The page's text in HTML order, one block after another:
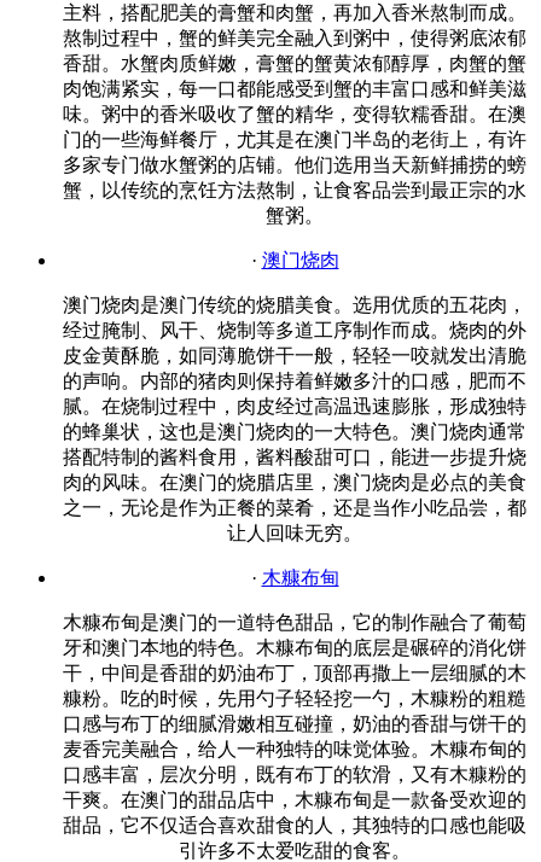
主料，搭配肥美的膏蟹和肉蟹，再加入香米熬制而成。
熬制过程中，蟹的鲜美完全融入到粥中，使得粥底浓郁
香甜。水蟹肉质鲜嫩，膏蟹的蟹黄浓郁醇厚，肉蟹的蟹
肉饱满紧实，每一口都能感受到蟹的丰富口感和鲜美滋
味。粥中的香米吸收了蟹的精华，变得软糯香甜。在澳
门的一些海鲜餐厅，尤其是在澳门半岛的老街上，有许
多家专门做水蟹粥的店铺。他们选用当天新鲜捕捞的螃
蟹，以传统的烹饪方法熬制，让食客品尝到最正宗的水
蟹粥。
· 澳门烧肉
澳门烧肉是澳门传统的烧腊美食。选用优质的五花肉，
经过腌制、风干、烧制等多道工序制作而成。烧肉的外
皮金黄酥脆，如同薄脆饼干一般，轻轻一咬就发出清脆
的声响。内部的猪肉则保持着鲜嫩多汁的口感，肥而不
腻。在烧制过程中，肉皮经过高温迅速膨胀，形成独特
的蜂巢状，这也是澳门烧肉的一大特色。澳门烧肉通常
搭配特制的酱料食用，酱料酸甜可口，能进一步提升烧
肉的风味。在澳门的烧腊店里，澳门烧肉是必点的美食
之一，无论是作为正餐的菜肴，还是当作小吃品尝，都
让人回味无穷。
· 木糠布甸
木糠布甸是澳门的一道特色甜品，它的制作融合了葡萄
牙和澳门本地的特色。木糠布甸的底层是碾碎的消化饼
干，中间是香甜的奶油布丁，顶部再撒上一层细腻的木
糠粉。吃的时候，先用勺子轻轻挖一勺，木糠粉的粗糙
口感与布丁的细腻滑嫩相互碰撞，奶油的香甜与饼干的
麦香完美融合，给人一种独特的味觉体验。木糠布甸的
口感丰富，层次分明，既有布丁的软滑，又有木糠粉的
干爽。在澳门的甜品店中，木糠布甸是一款备受欢迎的
甜品，它不仅适合喜欢甜食的人，其独特的口感也能吸
引许多不太爱吃甜的食客。